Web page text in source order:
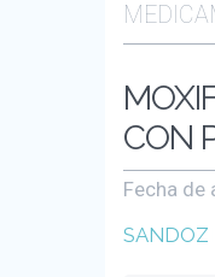
CON
Fecha de
SANDOZ